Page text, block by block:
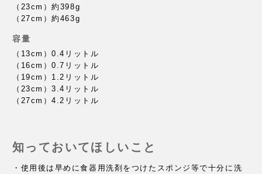
（23cm）約398g
（27cm）約463g
容量
（13cm）0.4リットル
（16cm）0.7リットル
（19cm）1.2リットル
（23cm）3.4リットル
（27cm）4.2リットル
知っておいてほしいこと
・使用後は早めに食器用洗剤をつけたスポンジ等で十分に洗